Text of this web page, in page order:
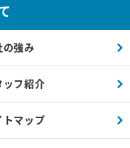
の強み
ッフ紹介
トマップ